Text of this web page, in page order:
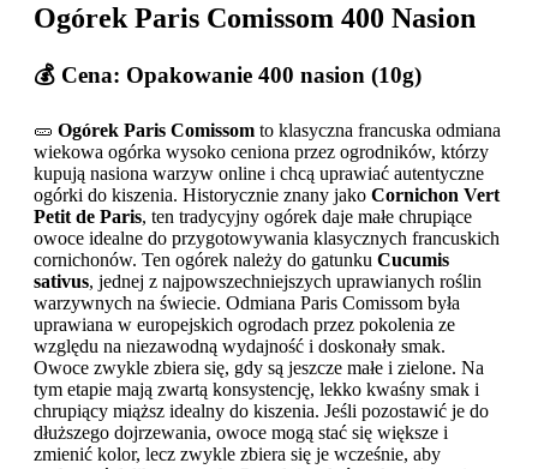
Ogórek Paris Comissom 400 Nasion
💰 Cena: Opakowanie 400 nasion (10g)
🥒 Ogórek Paris Comissom to klasyczna francuska odmiana
wiekowa ogórka wysoko ceniona przez ogrodników, którzy
kupują nasiona warzyw online i chcą uprawiać autentyczne
ogórki do kiszenia. Historycznie znany jako Cornichon Vert
Petit de Paris, ten tradycyjny ogórek daje małe chrupiące
owoce idealne do przygotowywania klasycznych francuskich
cornichonów. Ten ogórek należy do gatunku Cucumis
sativus, jednej z najpowszechniejszych uprawianych roślin
warzywnych na świecie. Odmiana Paris Comissom była
uprawiana w europejskich ogrodach przez pokolenia ze
względu na niezawodną wydajność i doskonały smak.
Owoce zwykle zbiera się, gdy są jeszcze małe i zielone. Na
tym etapie mają zwartą konsystencję, lekko kwaśny smak i
chrupiący miąższ idealny do kiszenia. Jeśli pozostawić je do
dłuższego dojrzewania, owoce mogą stać się większe i
zmienić kolor, lecz zwykle zbiera się je wcześnie, aby